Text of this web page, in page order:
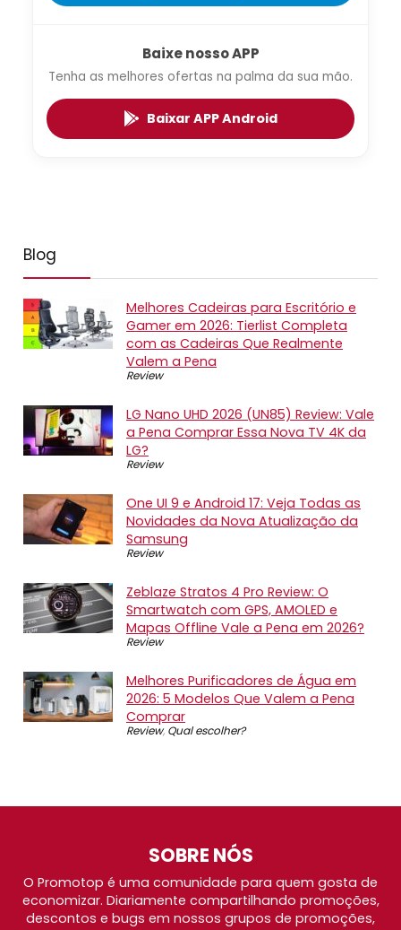
Baixe nosso APP
Tenha as melhores ofertas na palma da sua mão.
Baixar APP Android
Blog
Melhores Cadeiras para Escritório e
Gamer em 2026: Tierlist Completa
com as Cadeiras Que Realmente
Valem a Pena
Review
LG Nano UHD 2026 (UN85) Review: Vale
a Pena Comprar Essa Nova TV 4K da
LG?
Review
One UI 9 e Android 17: Veja Todas as
Novidades da Nova Atualização da
Samsung
Review
Zeblaze Stratos 4 Pro Review: O
Smartwatch com GPS, AMOLED e
Mapas Offline Vale a Pena em 2026?
Review
Melhores Purificadores de Água em
2026: 5 Modelos Que Valem a Pena
Comprar
Review, Qual escolher?
SOBRE NÓS
O Promotop é uma comunidade para quem gosta de
economizar. Diariamente compartilhando promoções,
descontos e bugs em nossos grupos de promoções,